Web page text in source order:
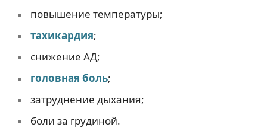
повышение температуры;
тахикардия;
снижение АД;
головная боль;
затруднение дыхания;
боли за грудиной.